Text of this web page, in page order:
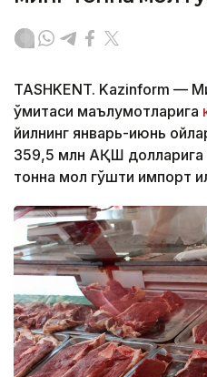
TASHKENT. Kazinform —
қўмитаси маълумотларига
йилнинг январь-июнь
359,5 млн АҚШ долларига
тонна мол гўшти импорт